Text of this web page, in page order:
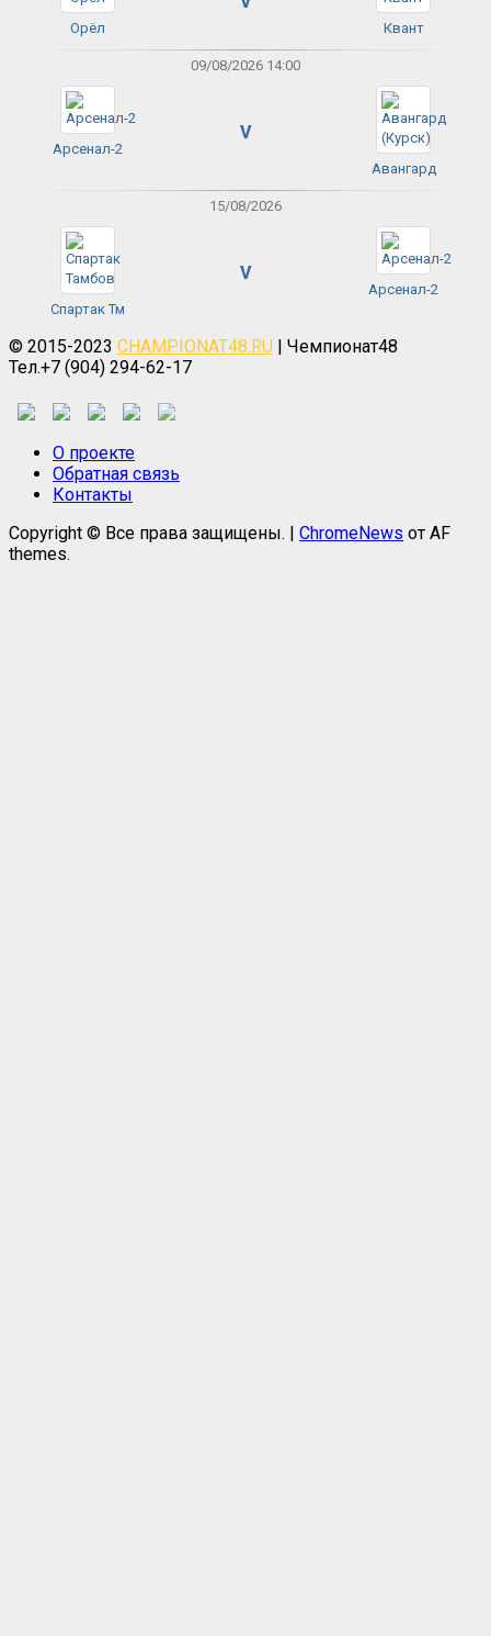
Орёл Квант
09/08/2026 14:00
Арсенал-2
V
Авангард
15/08/2026
Спартак Тм
V
Арсенал-2
© 2015-2023 CHAMPIONAT48.RU | Чемпионат48
Тел.+7 (904) 294-62-17
О проекте
Обратная связь
Контакты
Copyright © Все права защищены. | ChromeNews от AF
themes.